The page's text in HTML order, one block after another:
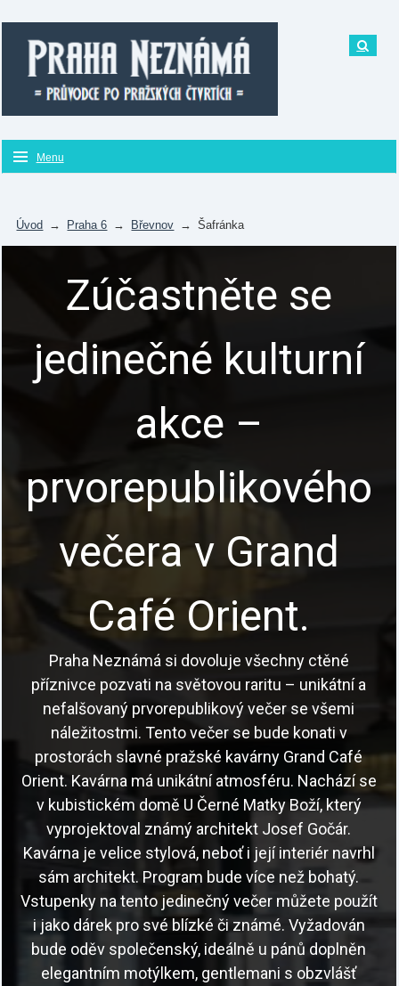
Menu
Úvod → Praha 6 → Břevnov → Šafránka
Zúčastněte se
jedinečné kulturní
akce –
prvorepublikového
večera v Grand
Café Orient.
Praha Neznámá si dovoluje všechny ctěné
příznivce pozvati na světovou raritu – unikátní a
nefalšovaný prvorepublikový večer se všemi
náležitostmi. Tento večer se bude konati v
prostorách slavné pražské kavárny Grand Café
Orient. Kavárna má unikátní atmosféru. Nachází se
v kubistickém domě U Černé Matky Boží, který
vyprojektoval známý architekt Josef Gočár.
Kavárna je velice stylová, neboť i její interiér navrhl
sám architekt. Program bude více než bohatý.
Vstupenky na tento jedinečný večer můžete použít
i jako dárek pro své blízké či známé. Vyžadován
bude oděv společenský, ideálně u pánů doplněn
elegantním motýlkem, gentlemani s obzvlášť